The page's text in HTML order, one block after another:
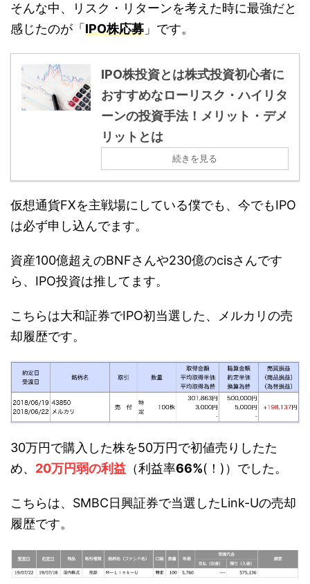
そんな中、リスク・リターンを考えた時に最強だと
感じたのが「 IPO株応募 」です。
IPO株投資とは株式投資初心者に
おすすめなローリスク・ハイリタ
ーンの投資手法！メリット・デメ
リットとは
続きを見る
仮想通貨FXを主戦場にしている僕でも、今でもIPO
は必ず申し込んでます。
資産100億超えのBNFさんや230億のcisさんです
ら、IPO投資は推してます。
こちらは大和証券でIPO初当選した、メルカリの売
却履歴です。
30万円で購入した株を50万円で初値売りしたた
め、 20万円弱の利益 （利益率66%(！)）でした。
こちらは、SMBC日興証券で当選したLink-Uの売却
履歴です。